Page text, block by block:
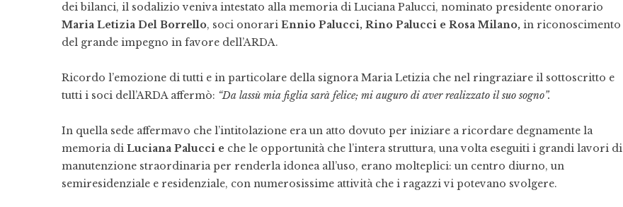
dei bilanci, il sodalizio veniva intestato alla memoria di Luciana Palucci, nominato presidente onorario
Maria Letizia Del Borrello, soci onorari Ennio Palucci, Rino Palucci e Rosa Milano, in riconoscimento
del grande impegno in favore dell’ARDA.
Ricordo l’emozione di tutti e in particolare della signora Maria Letizia che nel ringraziare il sottoscritto e
tutti i soci dell’ARDA affermò: “Da lassù mia figlia sarà felice; mi auguro di aver realizzato il suo sogno”.
In quella sede affermavo che l’intitolazione era un atto dovuto per iniziare a ricordare degnamente la
memoria di Luciana Palucci e che le opportunità che l’intera struttura, una volta eseguiti i grandi lavori di
manutenzione straordinaria per renderla idonea all’uso, erano molteplici: un centro diurno, un
semiresidenziale e residenziale, con numerosissime attività che i ragazzi vi potevano svolgere.